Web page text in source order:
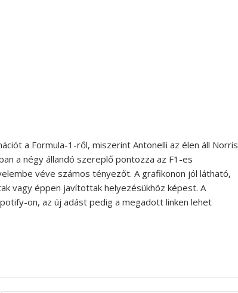
a Formula-1-ről, miszerint Antonelli az élen áll Norris
a négy állandó szereplő pontozza az F1-es
véve számos tényezőt. A grafikonon jól látható,
vagy éppen javítottak helyezésükhöz képest. A
on, az új adást pedig a megadott linken lehet